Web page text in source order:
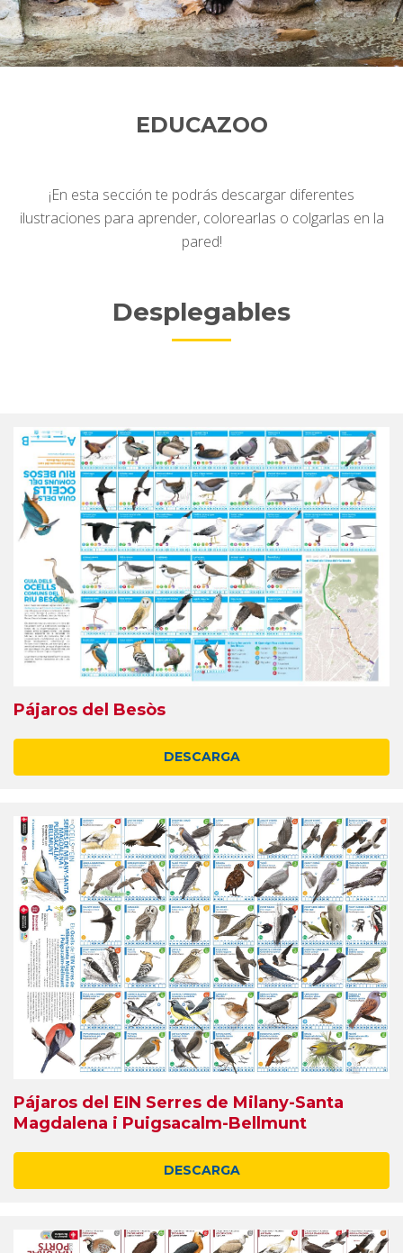
EDUCAZOO
¡En esta sección te podrás descargar diferentes
ilustraciones para aprender, colorearlas o colgarlas en la
pared!
Desplegables
Pájaros del Besòs
DESCARGA
Pájaros del EIN Serres de Milany-Santa
Magdalena i Puigsacalm-Bellmunt
DESCARGA